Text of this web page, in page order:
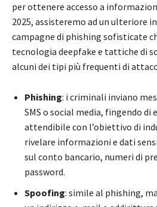
per ottenere accesso a
2025, assisteremo ad un ulteriore
campagne di phishing sofisticate
tecnologia deepfake e tattiche di
alcuni dei tipi più frequenti di
Phishing: i criminali inviano
SMS o social media, fingendo di
attendibile con l’obiettivo di
rivelare informazioni e dati
sul conto bancario, numeri di
password.
Spoofing: simile al phishing,